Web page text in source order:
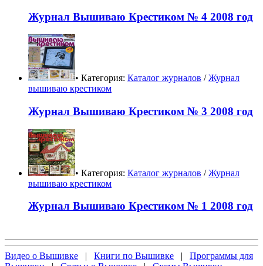
Журнал Вышиваю Крестиком № 4 2008 год
• Категория: Каталог журналов /Журнал
вышиваю крестиком
Журнал Вышиваю Крестиком № 3 2008 год
• Категория: Каталог журналов /Журнал
вышиваю крестиком
Журнал Вышиваю Крестиком № 1 2008 год
Видео о Вышивке | Книги по Вышивке | Программы для